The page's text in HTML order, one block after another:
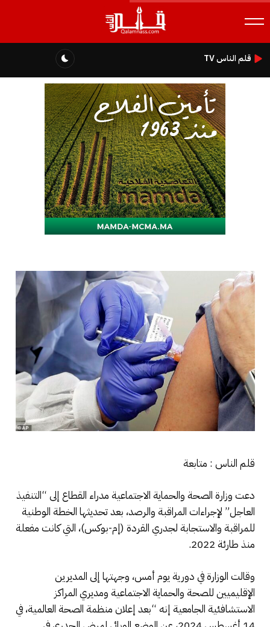
قلم الناس TV
قلم الناس : متابعة
دعت وزارة الصحة والحماية الاجتماعية مدراء القطاع إلى “التنفيذ
العاجل” لإجراءات المراقبة والرصد، بعد تحديثها الخطة الوطنية
للمراقبة والاستجابة لجدري القردة (إم-بوكس)، التي كانت مفعلة
منذ طارئة 2022.
وقالت الوزارة في دورية يوم أمس، وجهتها إلى المديرين
الإقليميين للصحة والحماية الاجتماعية ومديري المراكز
الاستشافئية الجامعية إنه “بعد إعلان منظمة الصحة العالمية، في